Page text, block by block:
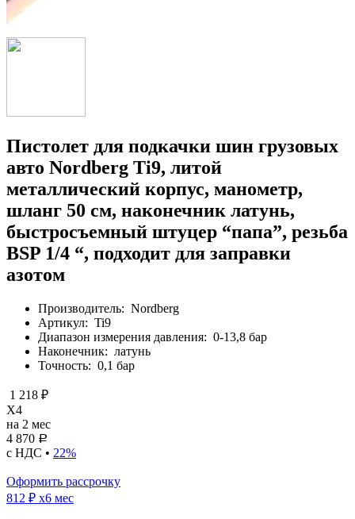
Пистолет для подкачки шин грузовых
авто Nordberg Ti9, литой
металлический корпус, манометр,
шланг 50 см, наконечник латунь,
быстросъемный штуцер “папа”, резьба
BSP 1/4 “, подходит для заправки
азотом
Производитель: Nordberg
Артикул: Ti9
Диапазон измерения давления: 0-13,8 бар
Наконечник: латунь
Точность: 0,1 бар
1 218 ₽
X4
на 2 мес
4 870 Р
с НДС • 22%
Оформить рассрочку
812 ₽ x6 мес